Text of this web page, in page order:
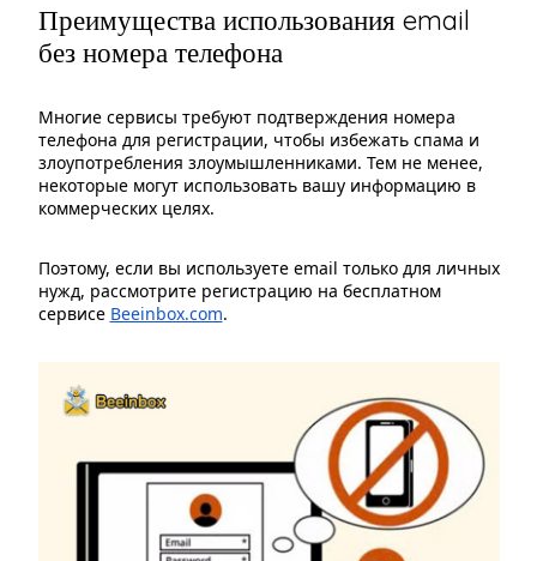
Преимущества использования email
без номера телефона
Многие сервисы требуют подтверждения номера
телефона для регистрации, чтобы избежать спама и
злоупотребления злоумышленниками. Тем не менее,
некоторые могут использовать вашу информацию в
коммерческих целях.
Поэтому, если вы используете email только для личных
нужд, рассмотрите регистрацию на бесплатном
сервисе Beeinbox.com.